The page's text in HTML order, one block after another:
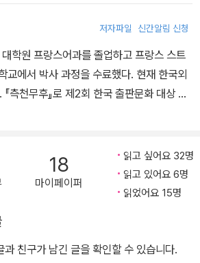
모든 유럽 언어뿐만 아니라 영어, 일본어, 그
소설 열다섯 편은 세계 어느 나라의 도서
는 어느 날 아침 불쑥, 가방도 꾸리지 않고,
파리를 훌쩍 떠난다. 오직 어디론가 떠날 목
선원처럼, 한결 차분해지고 젊어진 모습으
이야기를 가득 담은 채. - 본문 315쪽, '여자
벤 항의 필사본>으로 1998년 르노도 상을
. 특히 두각을 나타낸 것은
<로맹 가리>로 1987년 아카데미 프랑세
도르 달리와 폴 엘뤼아르와 막스 에른스트
. 그리고 이 책 <위대한 열정>으로 <엘르>독
독자상을 받았다.
저자파일 신간알림 신청
학원 프랑스어과를 졸업하고 프랑스 스트
교에서 박사 과정을 수료했다. 현재 한국외
측천무후』로 제2회 한국 출판문화 대상 번
』, 『느빌 백작의 범죄』, 『샴페인 친구』, 『푸
몽 로스탕의 『시라노』, 미셸 우엘벡의 『어느
『웰컴, 삼바』, 파울로 코엘료의 『11분』,
호의 마부』, 『교차로의 밤』, 『선원의 약
베르주라크의 광인』, 『제1호 수문』 등이 있다.
18
마이페이퍼
읽고 싶어요 32명
읽고 있어요 6명
읽었어요 15명
친구가 남긴 글을 확인할 수 있습니다.